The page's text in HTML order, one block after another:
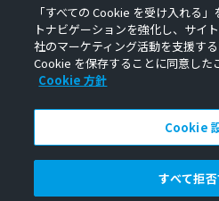
プライバシー
ソフトウェア使
Hudl はパフォーマンス分析界をリードす
「すべての Cookie を受け入れる
トナビゲーションを強化し、サイ
社のマーケティング活動を支援す
Cookie を保存することに同意した
Cookie 方針
Cookie
すべて拒